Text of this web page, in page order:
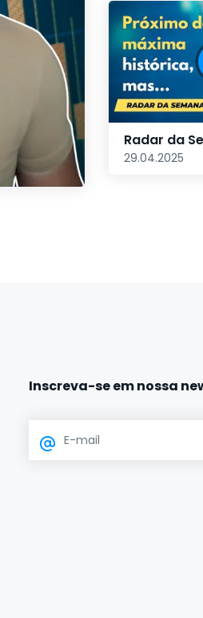
Radar da
29.04.2025
Inscreva-se em nossa